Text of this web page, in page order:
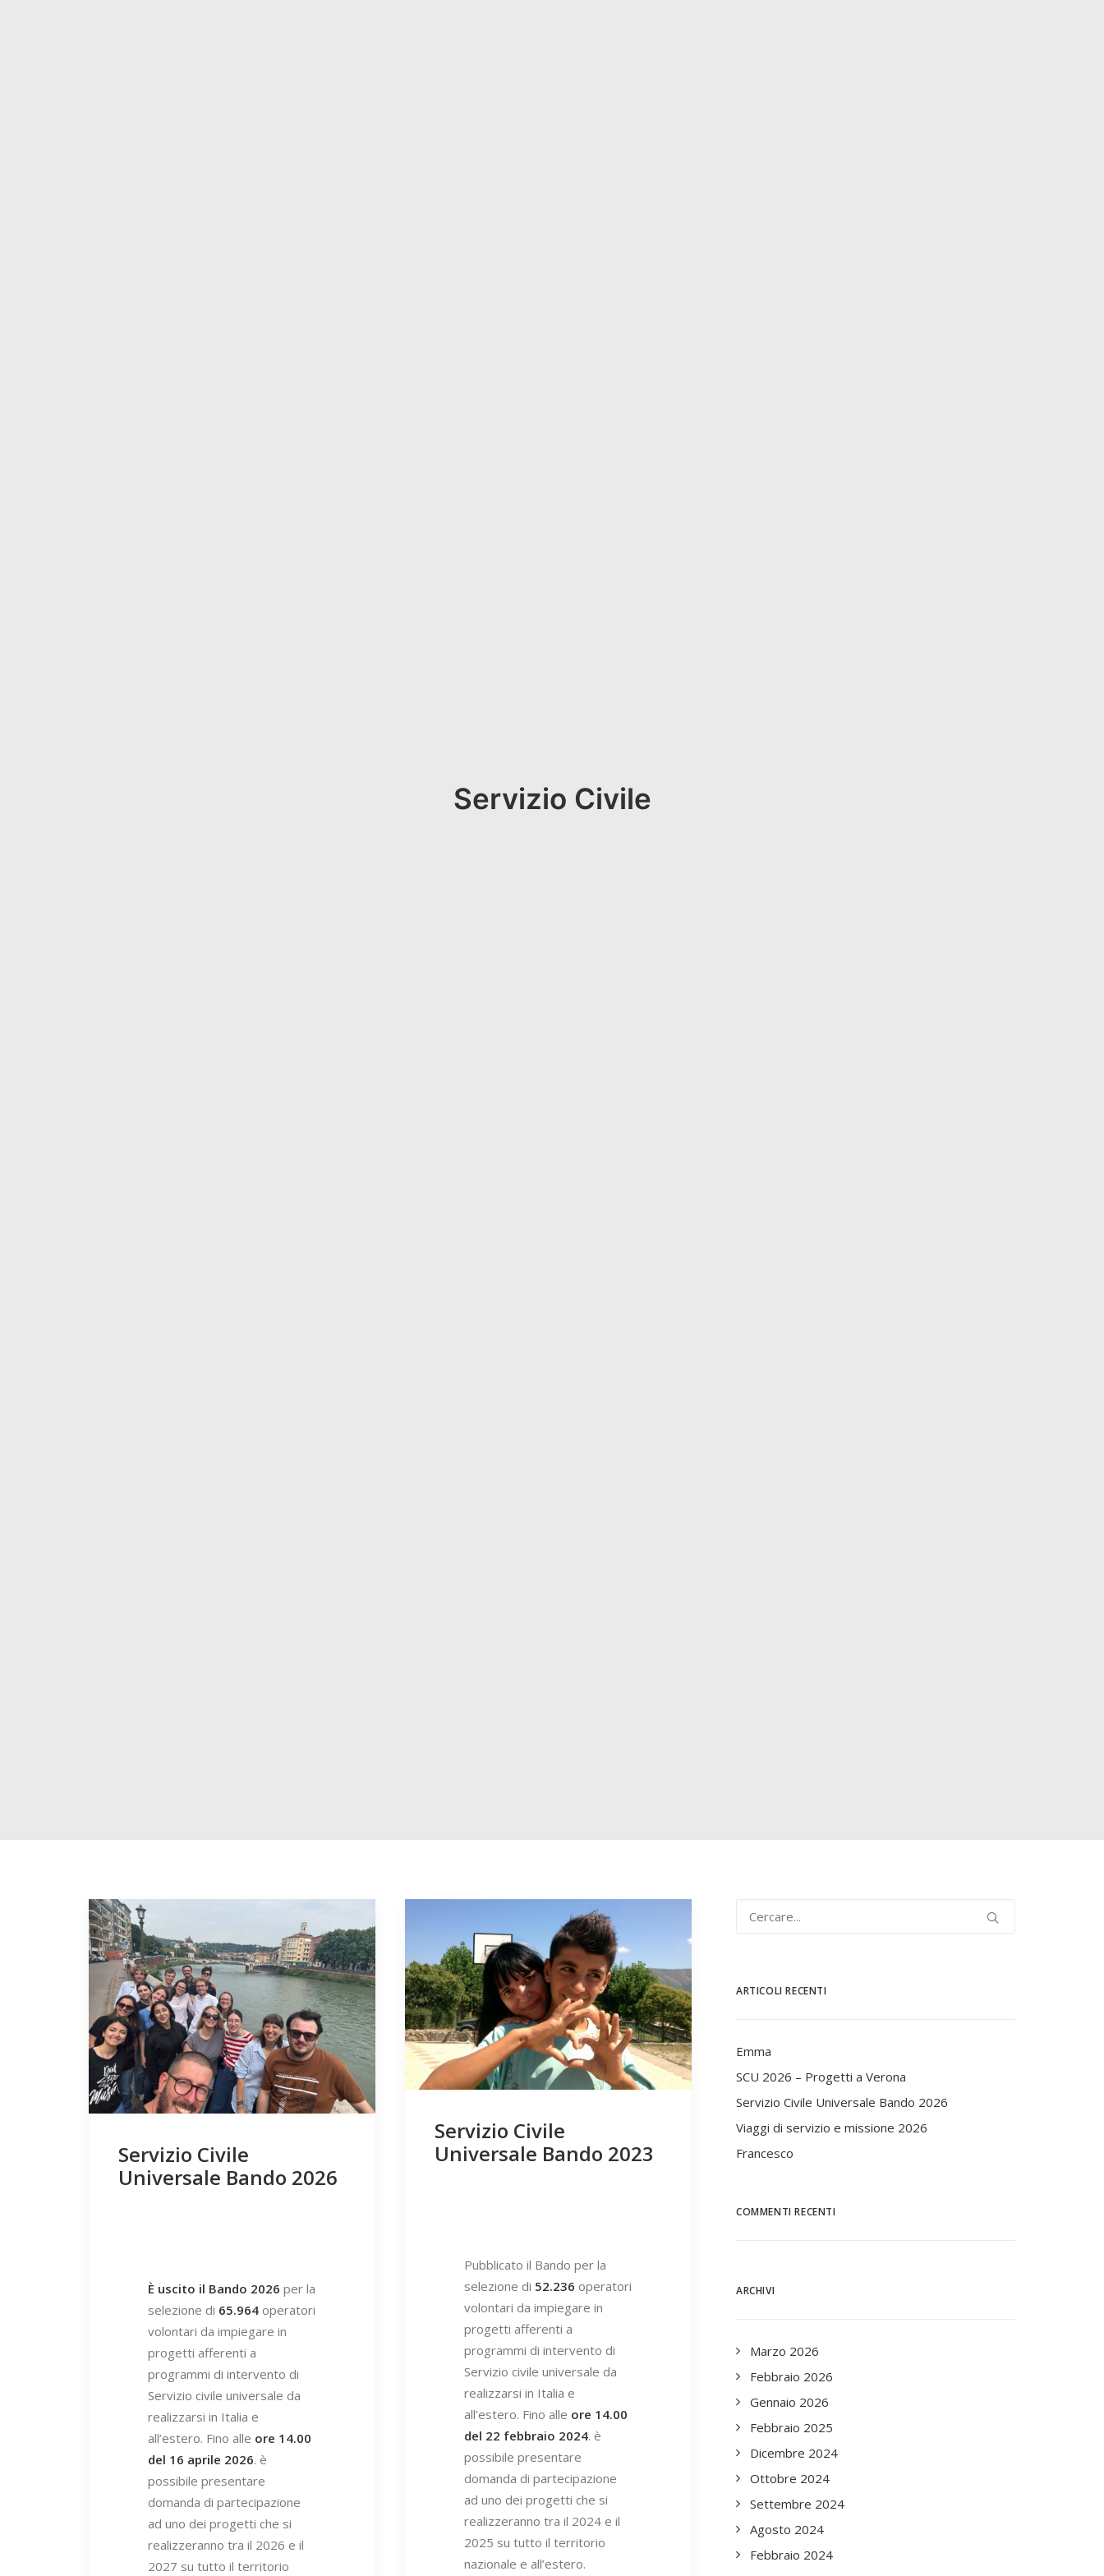
Servizio Civile
Servizio Civile
Universale Bando 2026
È uscito il Bando 2026 per la
selezione di 65.964 operatori
volontari da impiegare in
progetti afferenti a
programmi di intervento di
Servizio civile universale da
realizzarsi in Italia e
all’estero. Fino alle ore 14.00
del 16 aprile 2026. è
possibile presentare
domanda di partecipazione
ad uno dei progetti che si
realizzeranno tra il 2026 e il
2027 su tutto il territorio
Servizio Civile
Universale Bando 2023
Pubblicato il Bando per la
selezione di 52.236 operatori
volontari da impiegare in
progetti afferenti a
programmi di intervento di
Servizio civile universale da
realizzarsi in Italia e
all’estero. Fino alle ore 14.00
del 22 febbraio 2024. è
possibile presentare
domanda di partecipazione
ad uno dei progetti che si
realizzeranno tra il 2024 e il
2025 su tutto il territorio
nazionale e all’estero.
ARTICOLI RECENTI
Emma
SCU 2026 – Progetti a Verona
Servizio Civile Universale Bando 2026
Viaggi di servizio e missione 2026
Francesco
COMMENTI RECENTI
ARCHIVI
Marzo 2026
Febbraio 2026
Gennaio 2026
Febbraio 2025
Dicembre 2024
Ottobre 2024
Settembre 2024
Agosto 2024
Febbraio 2024